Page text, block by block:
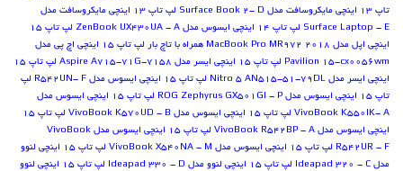
تاپ 13 اینچی مایکروسافت مدل Surface Book 2- D
لپ تاپ 13 اینچی مایکروسافت مدل
Surface Laptop - E لپ تاپ 14 اینچی ایسوس مدل ZenBook UX430UA - A
لپ تاپ 15
اینچی اپل مدل MacBook Pro MR972 2018 همراه با تاچ بار
لپ تاپ 15 اینچی اچ پی مدل
Pavilion 15-cx0056wm لپ تاپ 15 اینچی ایسر مدل Aspire A715-71G-7158
لپ تاپ 15
اینچی ایسر مدل Nitro 5 AN515-51-79DL
لپ تاپ 15 اینچی ایسوس مدل R542UN- F
لپ
تاپ 15 اینچی ایسوس مدل ROG Zephyrus GX501GI - P
لپ تاپ 15 اینچی ایسوس مدل
VivoBook K550IK- A لپ تاپ 15 اینچی ایسوس مدل VivoBook K570UD - B
لپ تاپ 15
اینچی ایسوس مدل VivoBook R542BP - A
لپ تاپ 15 اینچی ایسوس مدل VivoBook
R542UR - F لپ تاپ 15 اینچی ایسوس مدل VivoBook X540NA - M
لپ تاپ 15 اینچی لنوو
مدل Ideapad 320 - C
لپ تاپ 15 اینچی لنوو مدل Ideapad 330 - D
لپ تاپ 15 اینچی لنوو